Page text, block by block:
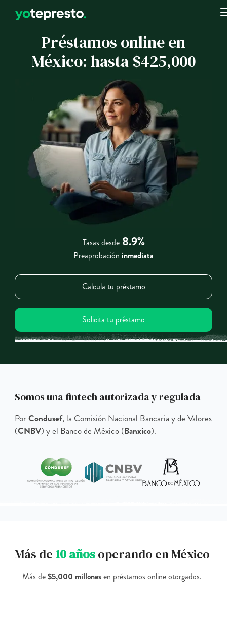
Préstamos online en
México: hasta $425,000
Tasas desde 8.9%
Preaprobación inmediata
Calcula tu préstamo
Solicita tu préstamo
Somos una fintech autorizada y regulada
PorCondusef, la Comisión Nacional Bancaria y de Valores
(CNBV) y el Banco de México (Banxico).
Más de 10 añosoperando en México
Más de$5,000 millonesen préstamos online otorgados.